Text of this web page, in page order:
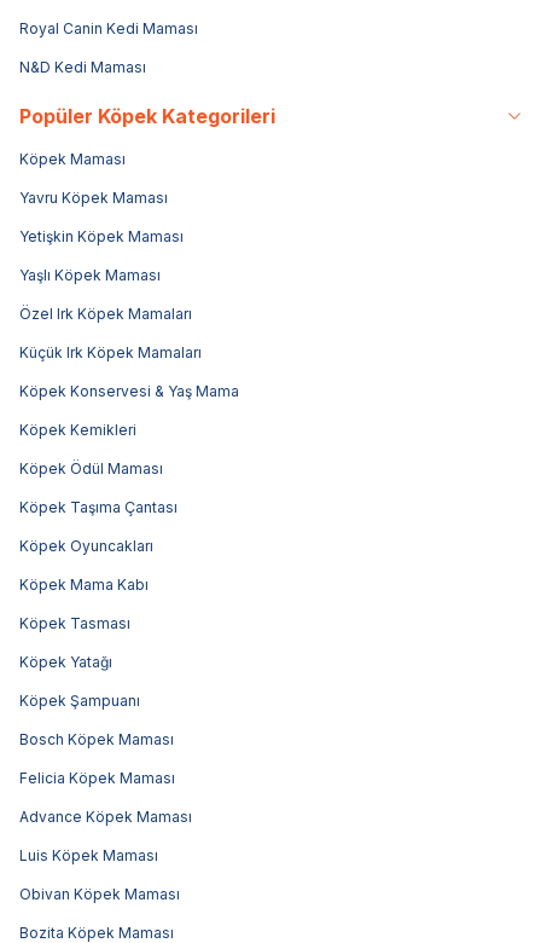
Royal Canin Kedi Maması
N&D Kedi Maması
Popüler Köpek Kategorileri
Köpek Maması
Yavru Köpek Maması
Yetişkin Köpek Maması
Yaşlı Köpek Maması
Özel Irk Köpek Mamaları
Küçük Irk Köpek Mamaları
Köpek Konservesi & Yaş Mama
Köpek Kemikleri
Köpek Ödül Maması
Köpek Taşıma Çantası
Köpek Oyuncakları
Köpek Mama Kabı
Köpek Tasması
Köpek Yatağı
Köpek Şampuanı
Bosch Köpek Maması
Felicia Köpek Maması
Advance Köpek Maması
Luis Köpek Maması
Obivan Köpek Maması
Bozita Köpek Maması